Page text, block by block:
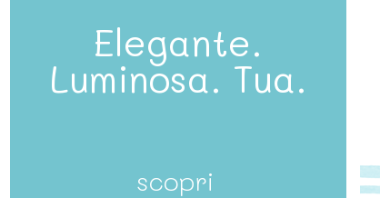
Elegante.
Luminosa. Tua.
scopri